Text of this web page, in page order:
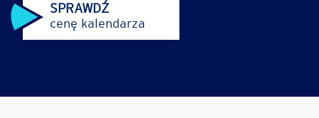
SPRAWDŹ
cenę kalendarza